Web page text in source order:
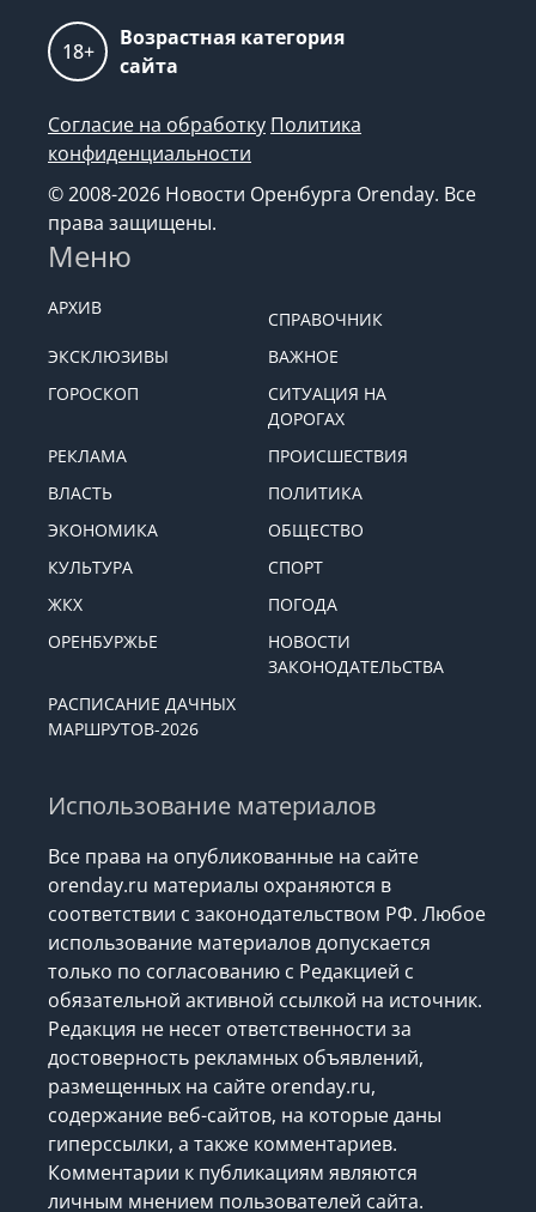
18+
Возрастная категория
сайта
Согласие на обработку Политика
конфиденциальности
© 2008-2026 Новости Оренбурга Orenday. Все
права защищены.
Меню
АРХИВ
СПРАВОЧНИК
ЭКСКЛЮЗИВЫ
ВАЖНОЕ
ГОРОСКОП
СИТУАЦИЯ НА
ДОРОГАХ
РЕКЛАМА
ПРОИСШЕСТВИЯ
ВЛАСТЬ
ПОЛИТИКА
ЭКОНОМИКА
ОБЩЕСТВО
КУЛЬТУРА
СПОРТ
ЖКХ
ПОГОДА
ОРЕНБУРЖЬЕ
НОВОСТИ
ЗАКОНОДАТЕЛЬСТВА
РАСПИСАНИЕ ДАЧНЫХ
МАРШРУТОВ-2026
Использование материалов
Все права на опубликованные на сайте
orenday.ru материалы охраняются в
соответствии с законодательством РФ. Любое
использование материалов допускается
только по согласованию с Редакцией с
обязательной активной ссылкой на источник.
Редакция не несет ответственности за
достоверность рекламных объявлений,
размещенных на сайте orenday.ru,
содержание веб-сайтов, на которые даны
гиперссылки, а также комментариев.
Комментарии к публикациям являются
личным мнением пользователей сайта.